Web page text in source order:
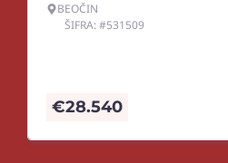
BEOČIN
ŠIFRA: #531509
€28.540